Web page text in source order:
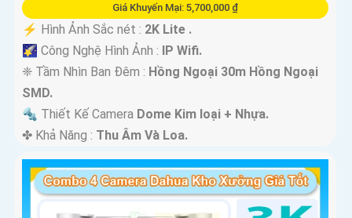
Giá Khuyến Mại: 5,700,000 ₫
️⚡ Hình Ảnh Sắc nét : 2K Lite .
🌠 Công Nghệ Hình Ảnh : IP Wifi.
❈ Tầm Nhìn Ban Đêm : Hồng Ngoại 30m Hồng Ngoại
SMD.
🔩 Thiết Kế Camera Dome Kim loại + Nhựa.
️✤ Khả Năng : Thu Âm Và Loa.